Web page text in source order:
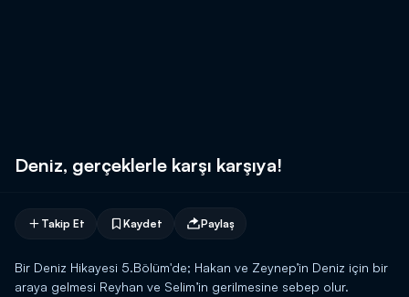
Deniz, gerçeklerle karşı karşıya!
Takip Et Kaydet Paylaş
Bir Deniz Hikayesi 5.Bölüm'de; Hakan ve Zeynep’in Deniz için bir
araya gelmesi Reyhan ve Selim’in gerilmesine sebep olur.